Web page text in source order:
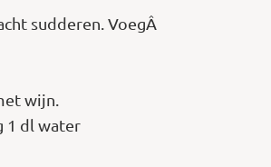
sudderen. VoegÂ
wijn.
1 dl water